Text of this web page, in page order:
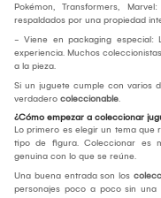
Pokémon, Transformers,
respaldados por una propiedad
- Viene en packaging especial:
experiencia. Muchos
a la pieza.
Si un juguete cumple con varios
verdadero coleccionable.
¿Cómo empezar a coleccionar
Lo primero es elegir un tema que
tipo de figura. Coleccionar es
genuina con lo que se reúne.
Una buena entrada son los
personajes poco a poco sin